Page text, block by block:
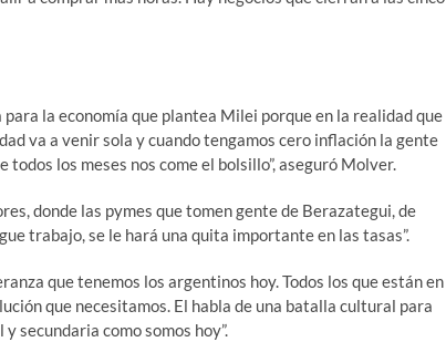
la economía que plantea Milei porque en la realidad que
va a venir sola y cuando tengamos cero inflación la gente
los meses nos come el bolsillo”, aseguró Molver.
donde las pymes que tomen gente de Berazategui, de
trabajo, se le hará una quita importante en las tasas”.
que tenemos los argentinos hoy. Todos los que están en
que necesitamos. El habla de una batalla cultural para
secundaria como somos hoy”.